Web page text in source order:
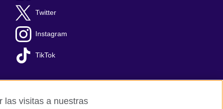
Twitter
Instagram
TikTok
las visitas a nuestras